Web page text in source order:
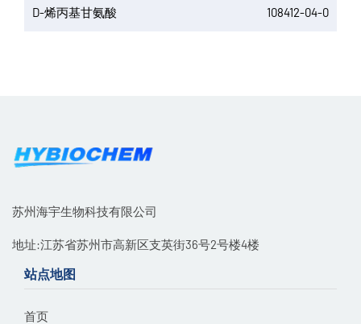
D-烯丙基甘氨酸 108412-04-0
苏州海宇生物科技有限公司
地址:江苏省苏州市高新区支英街36号2号楼4楼
站点地图
首页